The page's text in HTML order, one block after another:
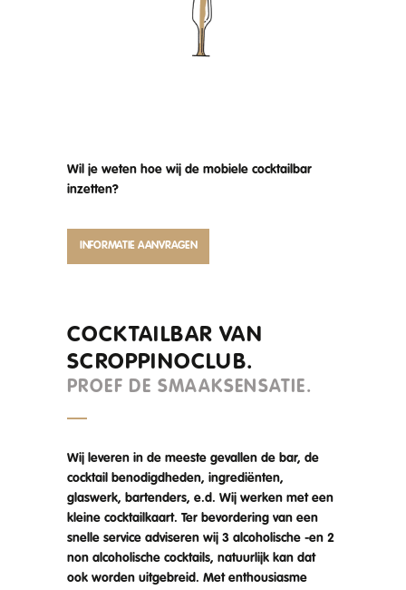
Wil je weten hoe wij de mobiele cocktailbar
inzetten?
INFORMATIE AANVRAGEN
COCKTAILBAR VAN
SCROPPINOCLUB.
PROEF DE SMAAKSENSATIE.
Wij leveren in de meeste gevallen de bar, de
cocktail benodigdheden, ingrediënten,
glaswerk, bartenders, e.d. Wij werken met een
kleine cocktailkaart. Ter bevordering van een
snelle service adviseren wij 3 alcoholische -en 2
non alcoholische cocktails, natuurlijk kan dat
ook worden uitgebreid. Met enthousiasme